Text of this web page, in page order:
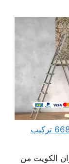
فني تركيب ورق جدران الكويت 66874433 تركيب
الكويت من